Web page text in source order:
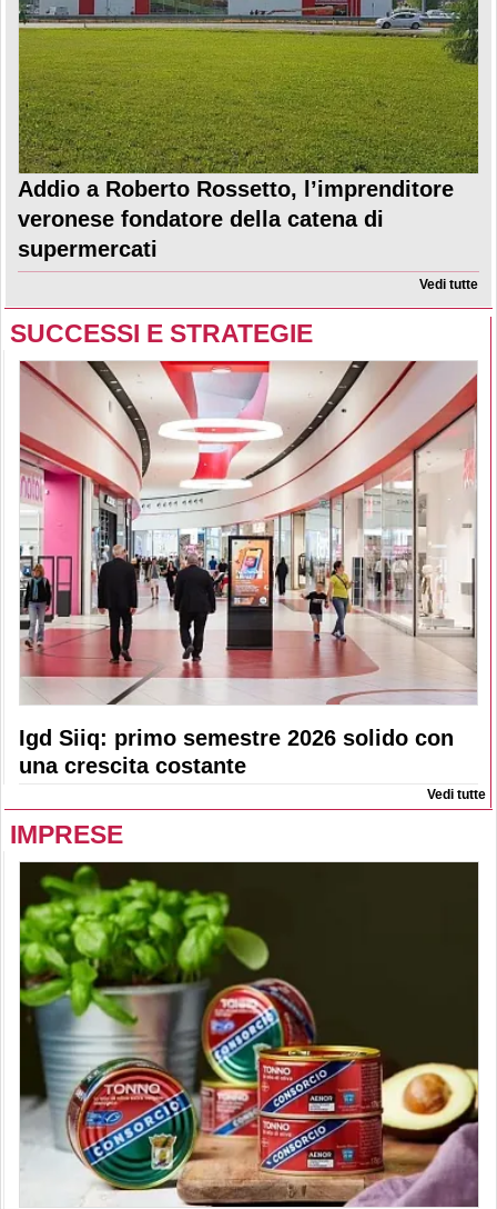
Addio a Roberto Rossetto, l’imprenditore
veronese fondatore della catena di
supermercati
Vedi tutte
SUCCESSI E STRATEGIE
Igd Siiq: primo semestre 2026 solido con
una crescita costante
Vedi tutte
IMPRESE